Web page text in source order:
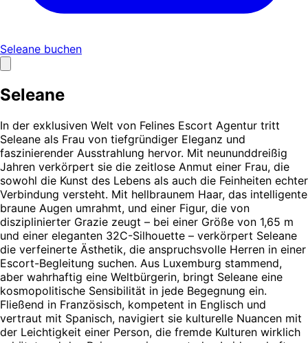
Seleane buchen
Seleane
In der exklusiven Welt von Felines Escort Agentur tritt
Seleane als Frau von tiefgründiger Eleganz und
faszinierender Ausstrahlung hervor. Mit neununddreißig
Jahren verkörpert sie die zeitlose Anmut einer Frau, die
sowohl die Kunst des Lebens als auch die Feinheiten echter
Verbindung versteht. Mit hellbraunem Haar, das intelligente
braune Augen umrahmt, und einer Figur, die von
disziplinierter Grazie zeugt – bei einer Größe von 1,65 m
und einer eleganten 32C-Silhouette – verkörpert Seleane
die verfeinerte Ästhetik, die anspruchsvolle Herren in einer
Escort-Begleitung suchen. Aus Luxemburg stammend,
aber wahrhaftig eine Weltbürgerin, bringt Seleane eine
kosmopolitische Sensibilität in jede Begegnung ein.
Fließend in Französisch, kompetent in Englisch und
vertraut mit Spanisch, navigiert sie kulturelle Nuancen mit
der Leichtigkeit einer Person, die fremde Kulturen wirklich